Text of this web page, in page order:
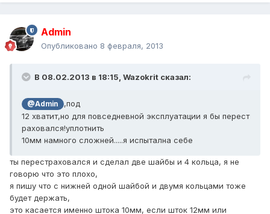
Admin
Опубликовано 8 февраля, 2013
В 08.02.2013 в 18:15, Wazokrit сказал:
@Admin
,под
12 хватит,но для повседневной эксплуатации я бы перест
раховался!уплотнить
10мм намного сложней.....я испытална себе
ты перестраховался и сделал две шайбы и 4 кольца, я не
говорю что это плохо,
я пишу что с нижней одной шайбой и двумя кольцами тоже
будет держать,
это касается именно штока 10мм, если шток 12мм или